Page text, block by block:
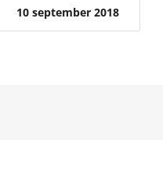
10 september 2018